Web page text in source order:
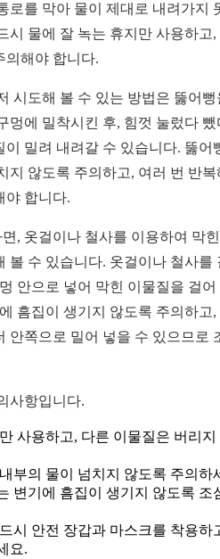
로를 막아 물이 제대로 내려가지
시 물에 잘 녹는 휴지만 사용하고,
의해야 합니다.
시도해 볼 수 있는 방법은 뚫어뻥
멍에 밀착시킨 후, 힘껏 눌렀다 뺐
밀려 내려갈 수 있습니다. 뚫어
지 않도록 주의하고, 여러 번 반복
야 합니다.
, 옷걸이나 철사를 이용하여 막
볼 수 있습니다. 옷걸이나 철사를
안으로 넣어 막힌 이물질을 걸어
흠집이 생기지 않도록 주의하고,
안쪽으로 밀어 넣을 수 있으므로
사항입니다.
사용하고, 다른 이물질은 버리지
부의 물이 넘치지 않도록 주의하
변기에 흠집이 생기지 않도록 조
시 안전 장갑과 마스크를 착용하
요.